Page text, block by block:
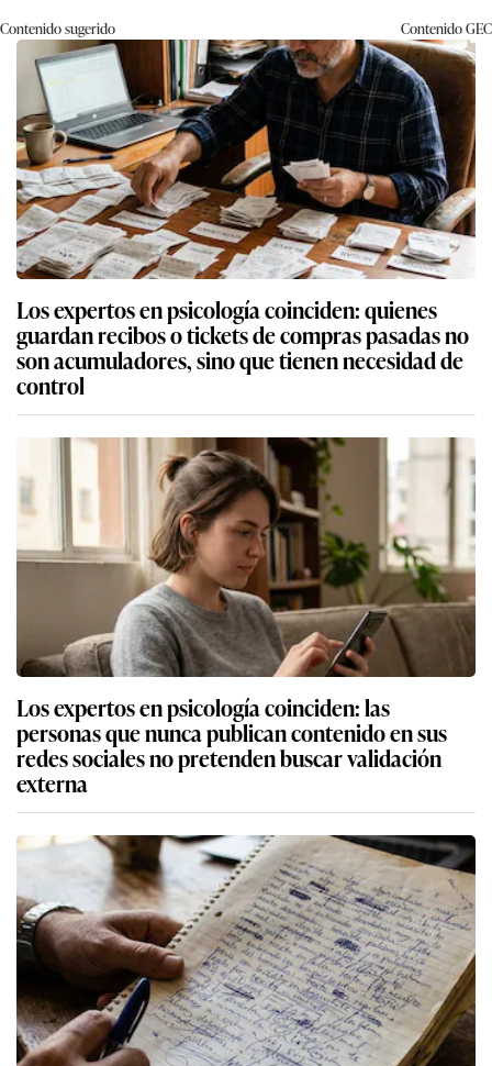
Contenido sugerido ContenidoGEC
Los expertos en psicología coinciden: quienes
guardan recibos o tickets de compras pasadas no
son acumuladores, sino que tienen necesidad de
control
Los expertos en psicología coinciden: las
personas que nunca publican contenido en sus
redes sociales no pretenden buscar validación
externa